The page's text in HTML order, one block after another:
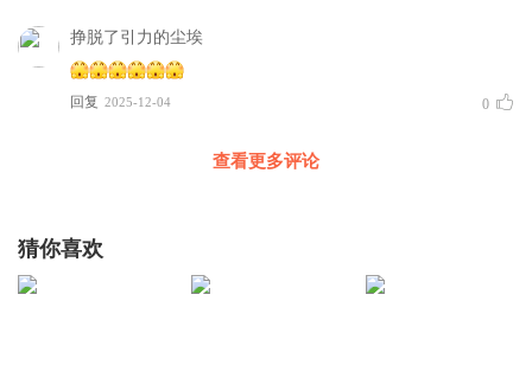
挣脱了引力的尘埃
回复 2025-12-04 0
查看更多评论
猜你喜欢